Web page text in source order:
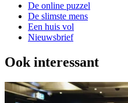
De online puzzel
De slimste mens
Een huis vol
Nieuwsbrief
Ook interessant